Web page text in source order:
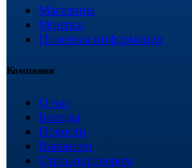
Магазины
Монтаж
Полезная информация
Компания
О нас
Бренды
Новости
Вакансии
Стать партнером